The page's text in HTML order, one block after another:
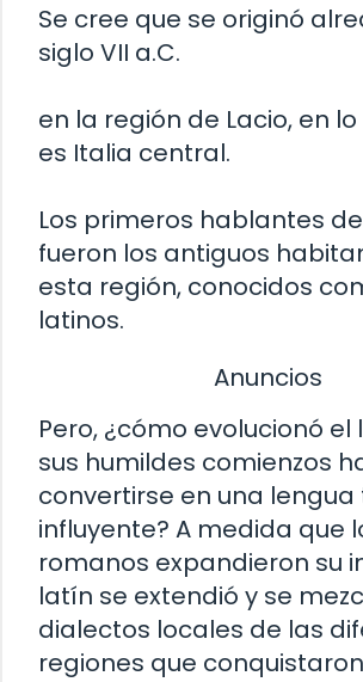
Se cree que se originó
siglo VII a.C.
en la región de Lacio, en
es Italia central.
Los primeros hablantes
fueron los antiguos
esta región, conocidos
latinos.
Anuncios
Pero, ¿cómo evolucionó
sus humildes comienzos
convertirse en una lengua
influyente? A medida que
romanos expandieron su
latín se extendió y se
dialectos locales de las
regiones que